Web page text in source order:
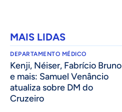
MAIS LIDAS
DEPARTAMENTO MÉDICO
Kenji, Néiser, Fabrício Bruno
e mais: Samuel Venâncio
atualiza sobre DM do
Cruzeiro